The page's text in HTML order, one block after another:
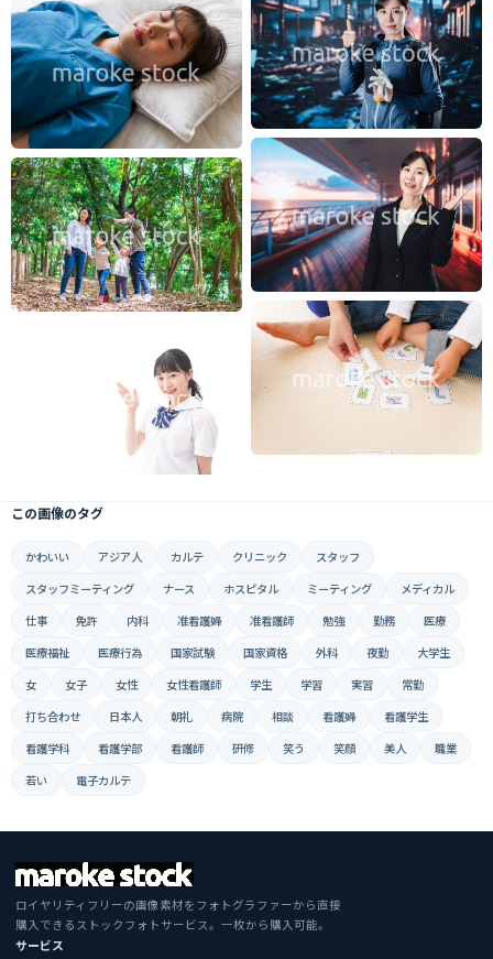
この画像のタグ
かわいい アジア人 カルテ クリニック
スタッフ
スタッフミーティング
ナース ホスピタル ミーティング
メディカル
仕事
免許 内科 准看護婦 准看護師 勉強 勤務
医療
医療福祉
医療行為 国家試験 国家資格 外科 夜勤
大学生
女
女子 女性 女性看護師 学生 学習 実習
常勤
打ち合わせ
日本人 朝礼 病院 相談 看護婦
看護学生
看護学科
看護学部 看護師 研修 笑う 笑顔 美人
職業
若い
電子カルテ
ロイヤリティフリーの画像素材をフォトグラファーから直接
購入できるストックフォトサービス。一枚から購入可能。
サービス